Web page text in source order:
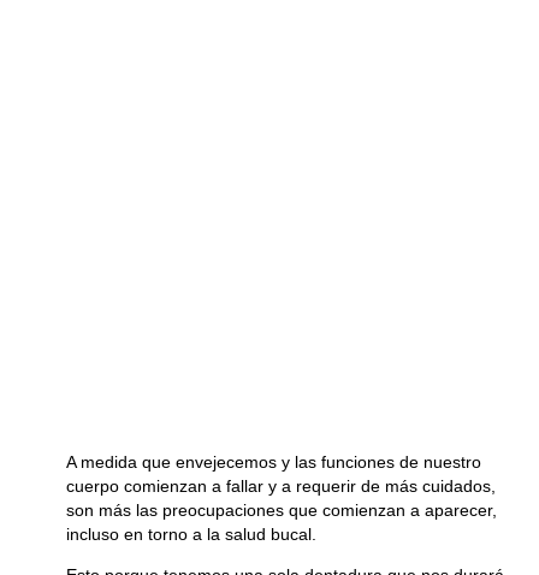
A medida que envejecemos y las funciones de nuestro
cuerpo comienzan a fallar y a requerir de más cuidados,
son más las preocupaciones que comienzan a aparecer,
incluso en torno a la salud bucal.